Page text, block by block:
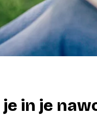
in je